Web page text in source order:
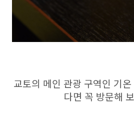
교토의 메인 관광 구역인 기
다면 꼭 방문해